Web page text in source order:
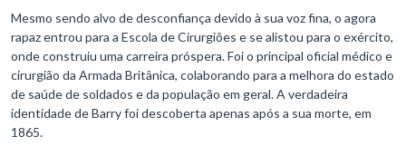
Mesmo sendo alvo de desconfiança devido à sua voz fina, o agora
rapaz entrou para a Escola de Cirurgiões e se alistou para o exército,
onde construiu uma carreira próspera. Foi o principal oficial médico e
cirurgião da Armada Britânica, colaborando para a melhora do estado
de saúde de soldados e da população em geral. A verdadeira
identidade de Barry foi descoberta apenas após a sua morte, em
1865.